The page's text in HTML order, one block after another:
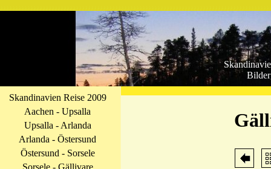
Skandinavien Reise 2009
Aachen - Upsalla
Upsalla - Arlanda
Arlanda - Östersund
Östersund - Sorsele
Sorsele - Gällivare